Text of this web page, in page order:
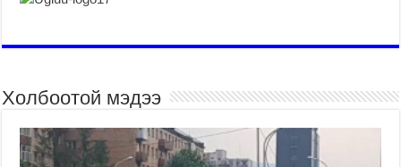
Холбоотой мэдээ